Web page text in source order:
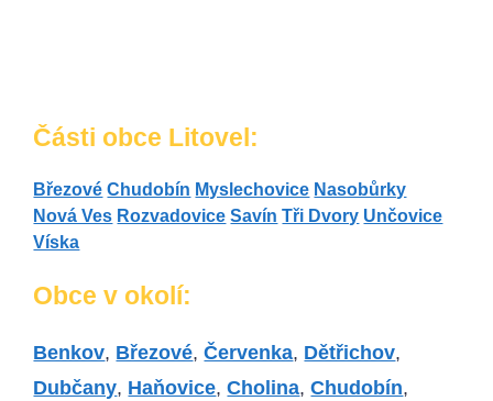
Části obce Litovel:
Březové Chudobín Myslechovice Nasobůrky
Nová Ves Rozvadovice Savín Tři Dvory Unčovice
Víska
Obce v okolí:
Benkov, Březové,Červenka, Dětřichov,
Dubčany, Haňovice,Cholina,Chudobín,